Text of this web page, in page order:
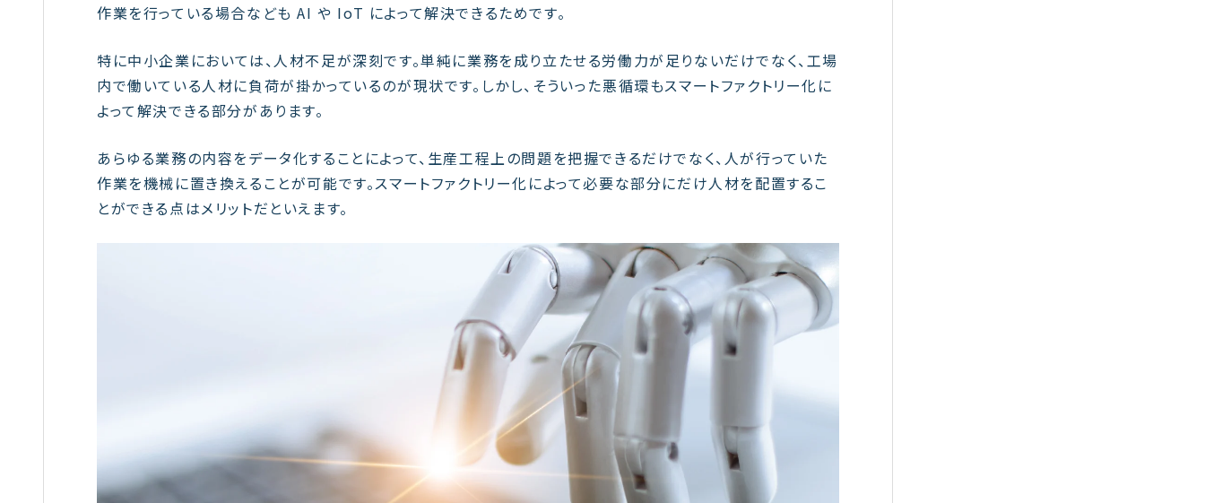
作業を行っている場合なども AI や IoT によって解決できるためです。
特に中小企業においては、人材不足が深刻です。単純に業務を成り立たせる労働力が足りないだけでなく、工場
内で働いている人材に負荷が掛かっているのが現状です。しかし、そういった悪循環もスマートファクトリー化に
よって解決できる部分があります。
あらゆる業務の内容をデータ化することによって、生産工程上の問題を把握できるだけでなく、人が行っていた
作業を機械に置き換えることが可能です。スマートファクトリー化によって必要な部分にだけ人材を配置するこ
とができる点はメリットだといえます。